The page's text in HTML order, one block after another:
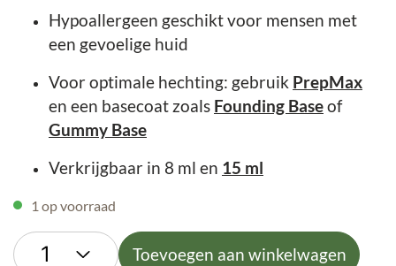
Hypoallergeen geschikt voor mensen met
een gevoelige huid
Voor optimale hechting: gebruik PrepMax
en een basecoat zoals Founding Baseof
Gummy Base
Verkrijgbaar in 8 ml en 15 ml
1 op voorraad
Toevoegen aan winkelwagen